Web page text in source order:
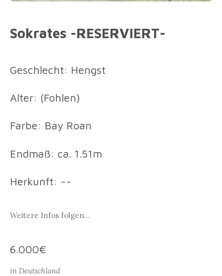
Sokrates -RESERVIERT-
Geschlecht: Hengst
Alter: (Fohlen)
Farbe: Bay Roan
Endmaß: ca. 1.51m
Herkunft: --
Weitere Infos folgen...
6.000€
in Deutschland